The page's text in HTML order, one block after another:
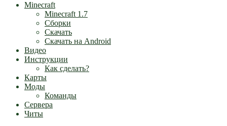
Minecraft
Minecraft 1.7
Сборки
Скачать
Скачать на Android
Видео
Инструкции
Как сделать?
Карты
Моды
Команды
Сервера
Читы